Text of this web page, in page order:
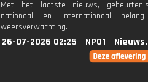
Met het laatste nieuws,
nationaal en internationaal
weersverwachting.
26-07-2026 02:25 NPO1